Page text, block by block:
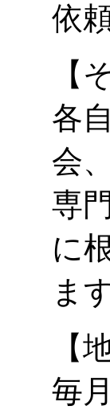
依
【
各
会
専
に
ま
【
毎